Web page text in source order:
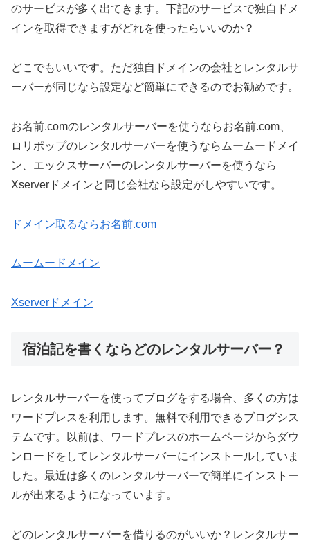
のサービスが多く出てきます。下記のサービスで独自ドメ
インを取得できますがどれを使ったらいいのか？
どこでもいいです。ただ独自ドメインの会社とレンタルサ
ーバーが同じなら設定など簡単にできるのでお勧めです。
お名前.comのレンタルサーバーを使うならお名前.com、
ロリポップのレンタルサーバーを使うならムームードメイ
ン、エックスサーバーのレンタルサーバーを使うなら
Xserverドメインと同じ会社なら設定がしやすいです。
ドメイン取るならお名前.com
ムームードメイン
Xserverドメイン
宿泊記を書くならどのレンタルサーバー？
レンタルサーバーを使ってブログをする場合、多くの方は
ワードプレスを利用します。無料で利用できるブログシス
テムです。以前は、ワードプレスのホームページからダウ
ンロードをしてレンタルサーバーにインストールしていま
した。最近は多くのレンタルサーバーで簡単にインストー
ルが出来るようになっています。
どのレンタルサーバーを借りるのがいいか？レンタルサー